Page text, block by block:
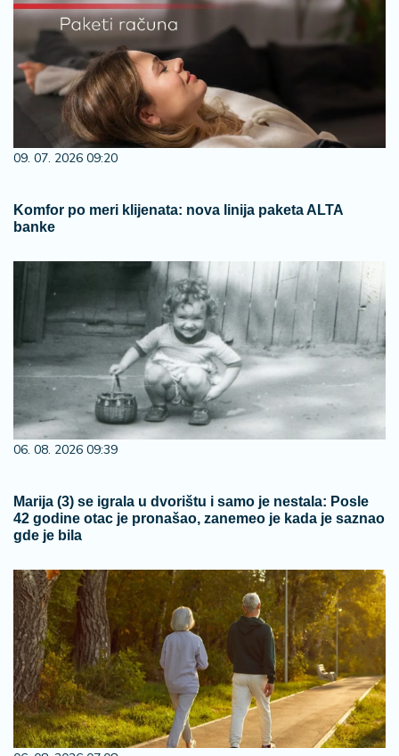
09. 07. 2026 09:20
Komfor po meri klijenata: nova linija paketa ALTA
banke
06. 08. 2026 09:39
Marija (3) se igrala u dvorištu i samo je nestala: Posle
42 godine otac je pronašao, zanemeo je kada je saznao
gde je bila